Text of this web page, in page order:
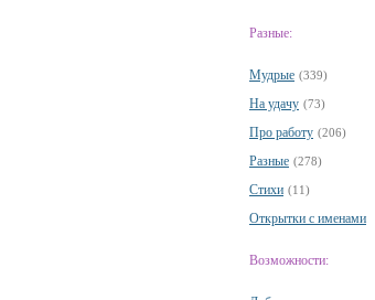
Разные:
Мудрые (339)
На удачу (73)
Про работу (206)
Разные (278)
Стихи (11)
Открытки с именами
Возможности: